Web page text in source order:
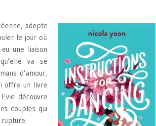
adepte
le jour où
une liaison
va se
d’amour,
offre un livre
découvre
couples qui